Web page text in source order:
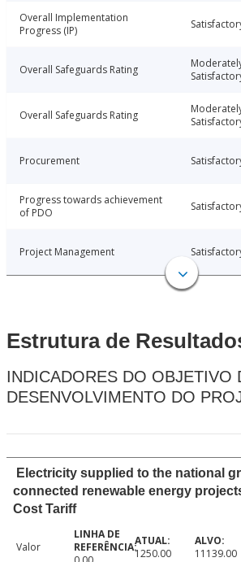
Overall Implementation
Progress (IP)
Overall Safeguards Rating
Overall Safeguards Rating
Procurement
Progress towards achievement
of PDO
Project Management
Estrutura de
INDICADORES DO OBJETIVO
DESENVOLVIMENTO DO
Electricity supplied to the national
connected renewable energy
Cost Tariff
Valor
1250.00 11139.00